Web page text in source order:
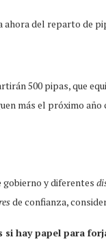
ahora del reparto de
500 pipas, que
más el próximo año
gobierno y diferentes
de confianza,
si hay papel para